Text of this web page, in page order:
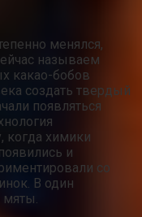
менялся,
называем
какао-бобов
создать твердый
появляться
когда химики
и
со
В один
мяты.